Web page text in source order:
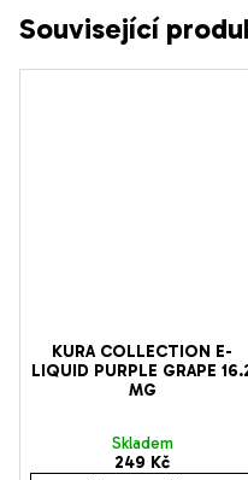
Související
KURA COLLECTION E-
LIQUID PURPLE GRAPE
MG
Skladem
249 Kč